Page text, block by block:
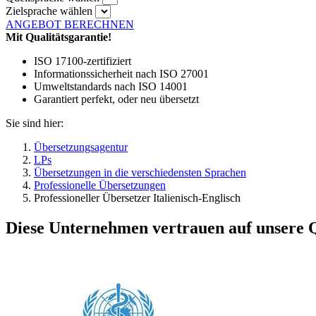
Zielsprache wählen
ANGEBOT BERECHNEN
Mit Qualitätsgarantie!
ISO 17100-zertifiziert
Informationssicherheit nach ISO 27001
Umweltstandards nach ISO 14001
Garantiert perfekt, oder neu übersetzt
Sie sind hier:
Übersetzungsagentur
LPs
Übersetzungen in die verschiedensten Sprachen
Professionelle Übersetzungen
Professioneller Übersetzer Italienisch-Englisch
Diese Unternehmen vertrauen auf unsere